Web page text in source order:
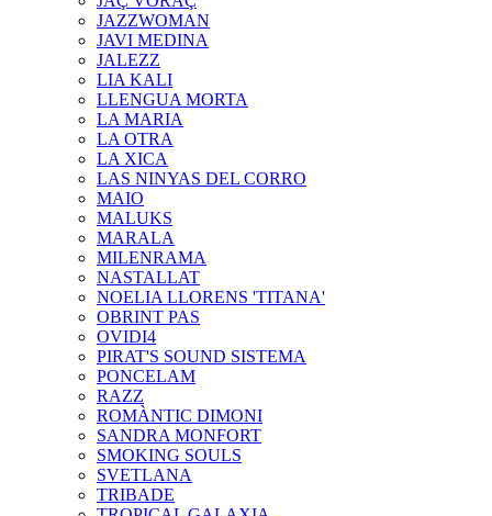
JAZZWOMAN
JAVI MEDINA
JALEZZ
LIA KALI
LLENGUA MORTA
LA MARIA
LA OTRA
LA XICA
LAS NINYAS DEL CORRO
MAIO
MALUKS
MARALA
MILENRAMA
NASTALLAT
NOELIA LLORENS 'TITANA'
OBRINT PAS
OVIDI4
PIRAT'S SOUND SISTEMA
PONCELAM
RAZZ
ROMÀNTIC DIMONI
SANDRA MONFORT
SMOKING SOULS
SVETLANA
TRIBADE